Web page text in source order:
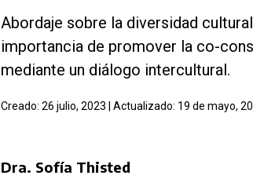
Abordaje sobre la diversidad
importancia de promover la co-
mediante un diálogo intercultural.
Creado: 26 julio, 2023 | Actualizado: 19 de mayo,
Dra. Sofía Thisted